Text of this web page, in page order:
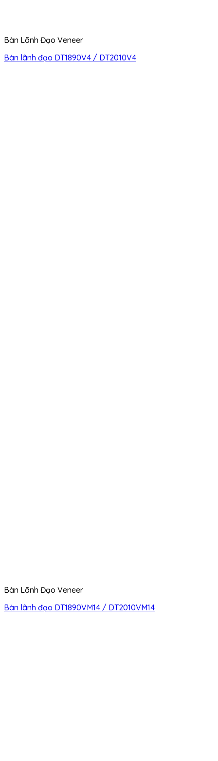
Bàn Lãnh Đạo Veneer
Bàn lãnh đạo DT1890V4 / DT2010V4
Bàn Lãnh Đạo Veneer
Bàn lãnh đạo DT1890VM14 / DT2010VM14